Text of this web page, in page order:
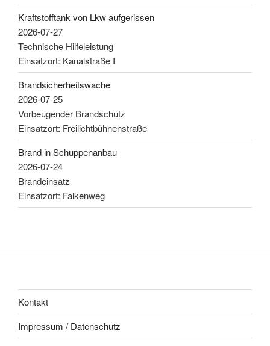
Kraftstofftank von Lkw aufgerissen
2026-07-27
Technische Hilfeleistung
Einsatzort: Kanalstraße I
Brandsicherheitswache
2026-07-25
Vorbeugender Brandschutz
Einsatzort: Freilichtbühnenstraße
Brand in Schuppenanbau
2026-07-24
Brandeinsatz
Einsatzort: Falkenweg
Kontakt
Impressum / Datenschutz